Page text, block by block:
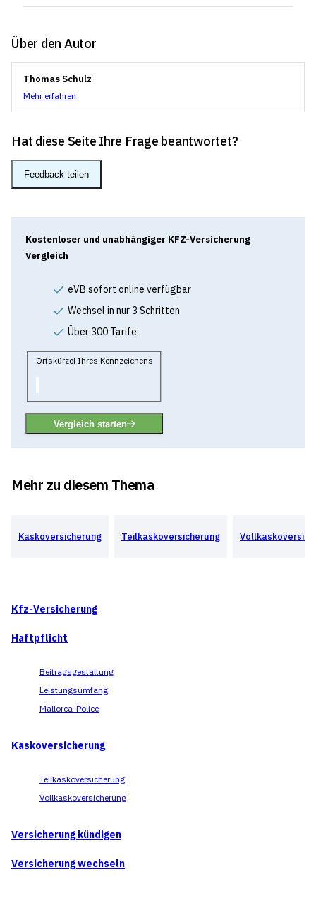
Über den Autor
Thomas Schulz
Mehr erfahren
Hat diese Seite Ihre Frage beantwortet?
Feedback teilen
Kostenloser und unabhängiger KFZ-Versicherung
Vergleich
eVB sofort online verfügbar
Wechsel in nur 3 Schritten
Über 300 Tarife
Ortskürzel Ihres Kennzeichens
Vergleich starten
Mehr zu diesem Thema
Kaskoversicherung Teilkaskoversicherung
Kfz-Versicherung
Haftpflicht
Beitragsgestaltung
Leistungsumfang
Mallorca-Police
Kaskoversicherung
Teilkaskoversicherung
Vollkaskoversicherung
Versicherung kündigen
Versicherung wechseln